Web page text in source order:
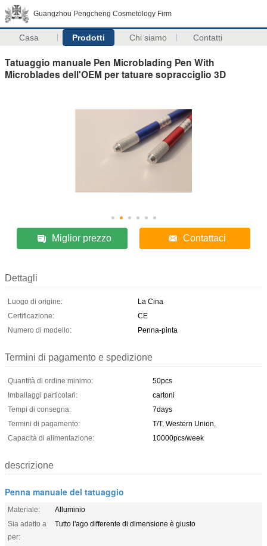
Guangzhou Pengcheng Cosmetology Firm
Casa Prodotti Chi siamo Contatti
Tatuaggio manuale Pen Microblading Pen With
Microblades dell'OEM per tatuare sopracciglio 3D
Miglior prezzo Contattaci
Dettagli
Luogo di origine:
La Cina
Certificazione:
CE
Numero di modello:
Penna-pinta
Termini di pagamento e spedizione
Quantità di ordine minimo:
50pcs
Imballaggi particolari:
cartoni
Tempi di consegna:
7days
Termini di pagamento:
T/T, Western Union,
Capacità di alimentazione:
10000pcs/week
descrizione
Penna manuale del tatuaggio
Materiale:
Alluminio
Sia adatto a
per:
Tutto l'ago differente di dimensione è giusto